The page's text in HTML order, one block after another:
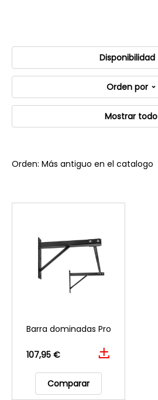
Disponibilidad
Orden por
Mostrar todo
Orden: Más antiguo en el catalogo
Barra dominadas Pro
107,95 €
Comparar